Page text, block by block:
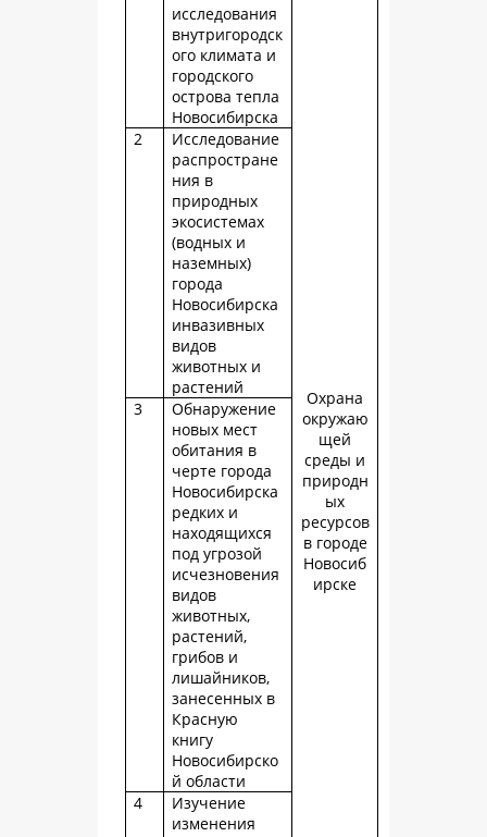
исследования
внутригородск
ого климата и
городского
острова тепла
Новосибирска
Охрана
окружаю
щей
среды и
природн
ых
ресурсов
в городе
Новосиб
ирске
2
Исследование
распростране
ния в
природных
экосистемах
(водных и
наземных)
города
Новосибирска
инвазивных
видов
животных и
растений
3
Обнаружение
новых мест
обитания в
черте города
Новосибирска
редких и
находящихся
под угрозой
исчезновения
видов
животных,
растений,
грибов и
лишайников,
занесенных в
Красную
книгу
Новосибирско
й области
4
Изучение
изменения